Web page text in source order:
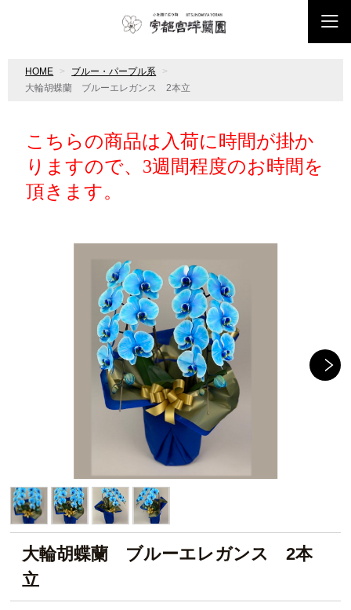
HOME
ブルー・パープル系
大輪胡蝶蘭 ブルーエレガンス 2本立
こちらの商品は入荷に時間が掛か
りますので、3週間程度のお時間を
頂きます。
大輪胡蝶蘭 ブルーエレガンス 2本
立